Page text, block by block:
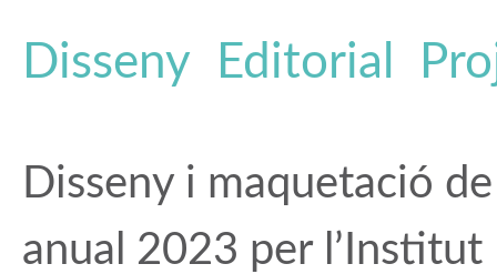
Disseny Editorial
Disseny i maquetació
anual 2023 per l’Institut